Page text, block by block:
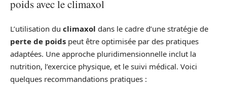
poids avec le climaxol
L’utilisation du climaxol dans le cadre d’une stratégie de
perte de poids peut être optimisée par des pratiques
adaptées. Une approche pluridimensionnelle inclut la
nutrition, l’exercice physique, et le suivi médical. Voici
quelques recommandations pratiques :